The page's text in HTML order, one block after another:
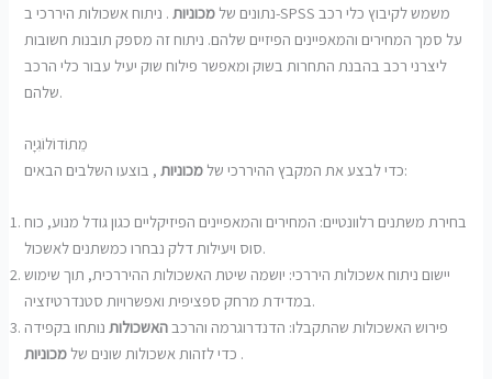
נתונים של מכוניות . ניתוח אשכולות היררכי ב-SPSS משמש לקיבוץ כלי רכב
על סמך המחירים והמאפיינים הפיזיים שלהם. ניתוח זה מספק תובנות חשובות
ליצרני רכב בהבנת התחרות בשוק ומאפשר פילוח שוק יעיל עבור כלי הרכב
שלהם.
מֵתוֹדוֹלוֹגִיָה
כדי לבצע את המקבץ ההיררכי של מכוניות , בוצעו השלבים הבאים:
בחירת משתנים רלוונטיים: המחירים והמאפיינים הפיזיקליים כגון גודל מנוע, כוח
סוס ויעילות דלק נבחרו כמשתנים לאשכול.
יישום ניתוח אשכולות היררכי: יושמה שיטת האשכולות ההיררכית, תוך שימוש
במדידת מרחק ספציפית ואפשרויות סטנדרטיזציה.
פירוש האשכולות שהתקבלו: הדנדרוגרמה והרכבהאשכולותנותחו בקפידה
כדי לזהות אשכולות שונים של מכוניות .